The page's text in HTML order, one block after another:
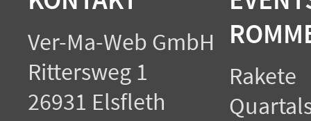
Ver-Ma-Web GmbH
Rittersweg 1
26931 Elsfleth
Rakete